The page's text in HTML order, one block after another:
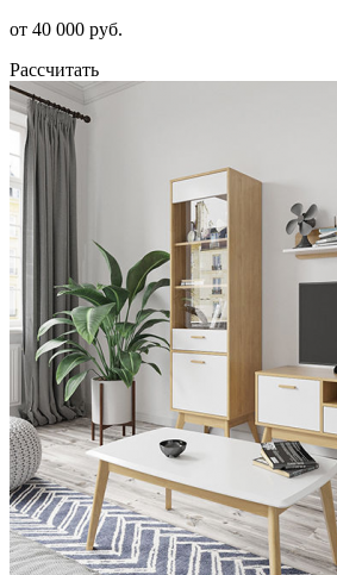
от 40 000 руб.
Рассчитать